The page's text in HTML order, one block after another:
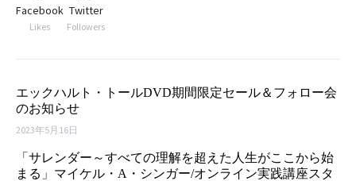
Facebook
Likes
Twitter
Followers
エックハルト・トールDVD期間限定セール＆フォロー会
のお知らせ
2023年5月16日
「サレンダー～すべての理解を超えた人生がここから始
まる」マイケル・A・シンガー/オンライン実践講座スタ